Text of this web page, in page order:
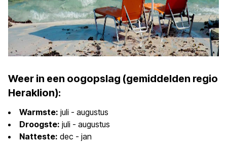
Weer in een oogopslag (gemiddelden regio
Heraklion):
Warmste: juli - augustus
Droogste: juli - augustus
Natteste: dec - jan